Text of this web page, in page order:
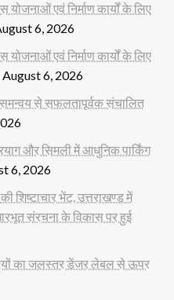
योजनाओं एवं निर्माण कार्यों के लिए
6, 2026
योजनाओं एवं निर्माण कार्यों के लिए
August 6, 2026
समन्वय से सफलतापूर्वक संचालित
और सिमली में आधुनिक पार्किंग
6, 2026
शिष्टाचार भेंट, उत्तराखण्ड में
संरचना के विकास पर हुई
का जलस्तर डेंजर लेबल से ऊपर